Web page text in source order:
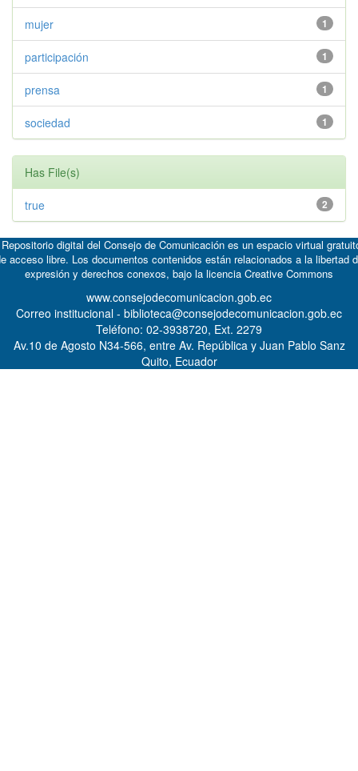
1
mujer
1
participación
1
prensa
1
sociedad
Has File(s)
2
true
digital del Consejo de Comunicación es un espacio virtual
acceso libre. Los documentos contenidos están relacionados a la libertad
expresión y derechos conexos, bajo la licencia Creative Commons
www.consejodecomunicacion.gob.ec
Correo institucional - biblioteca@consejodecomunicacion.gob.ec
Teléfono: 02-3938720, Ext. 2279
Av.10 de Agosto N34-566, entre Av. República y Juan Pablo Sanz
Quito, Ecuador